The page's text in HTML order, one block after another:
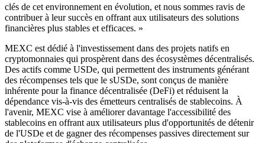
clés de cet environnement en évolution, et nous sommes ravis de
contribuer à leur succès en offrant aux utilisateurs des solutions
financières plus stables et efficaces. »
MEXC est dédié à l'investissement dans des projets natifs en
cryptomonnaies qui prospèrent dans des écosystèmes décentralisés.
Des actifs comme USDe, qui permettent des instruments générant
des récompenses tels que le sUSDe, sont conçus de manière
inhérente pour la finance décentralisée (DeFi) et réduisent la
dépendance vis-à-vis des émetteurs centralisés de stablecoins. À
l'avenir, MEXC vise à améliorer davantage l'accessibilité des
stablecoins en offrant aux utilisateurs plus d'opportunités de détenir
de l'USDe et de gagner des récompenses passives directement sur